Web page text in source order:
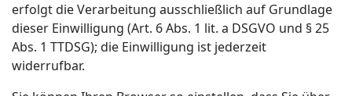
erfolgt die Verarbeitung ausschließlich auf Grundlage
dieser Einwilligung (Art. 6 Abs. 1 lit. a DSGVO und § 25
Abs. 1 TTDSG); die Einwilligung ist jederzeit
widerrufbar.